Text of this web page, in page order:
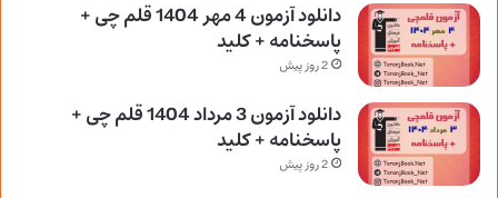
دانلود آزمون 4 مهر 1404 قلم چی +
پاسخنامه + کلید
2 روز پیش
دانلود آزمون 3 مرداد 1404 قلم چی +
پاسخنامه + کلید
2 روز پیش